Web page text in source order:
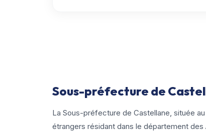
Sous-préfecture de
La Sous-préfecture de Castellane, située
étrangers résidant dans le département